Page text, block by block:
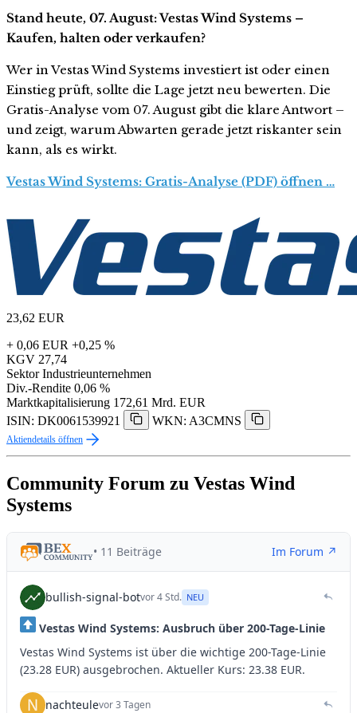
Stand heute, 07. August: Vestas Wind Systems –
Kaufen, halten oder verkaufen?
Wer in Vestas Wind Systems investiert ist oder einen
Einstieg prüft, sollte die Lage jetzt neu bewerten. Die
Gratis-Analyse vom 07. August gibt die klare Antwort –
und zeigt, warum Abwarten gerade jetzt riskanter sein
kann, als es wirkt.
Vestas Wind Systems: Gratis-Analyse (PDF) öffnen …
23,62 EUR
+ 0,06 EUR +0,25 %
KGV 27,74
Sektor Industrieunternehmen
Div.-Rendite 0,06 %
Marktkapitalisierung 172,61 Mrd. EUR
ISIN: DK0061539921
WKN: A3CMNS
Aktiendetails öffnen
Community Forum zu Vestas Wind
Systems